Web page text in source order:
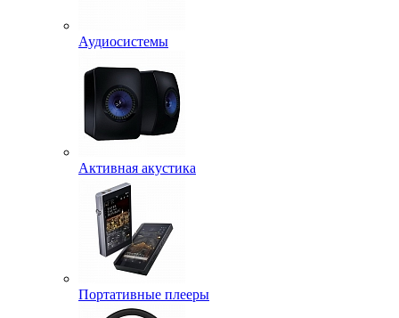
Аудиосистемы
Активная акустика
Портативные плееры